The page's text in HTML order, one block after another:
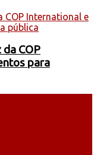
COP
para